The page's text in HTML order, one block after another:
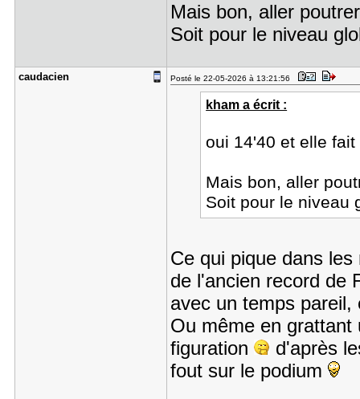
Mais bon, aller
Soit pour le niveau
caudacien Posté le 22-05-2026 à 13:21:56
kham a écrit :
oui 14'40 et elle
Mais bon, aller
Soit pour le niveau
Ce qui pique dans
de l'ancien record de
avec un temps pareil,
Ou même en grattant
figuration
d'après
fout sur le podium